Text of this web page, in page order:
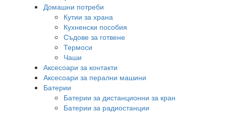
Домашни потреби
Кутии за храна
Кухненски пособия
Съдове за готвене
Термоси
Чаши
Аксесоари за контакти
Аксесоари за перални машини
Батерии
Батерии за дистанционни за кран
Батерии за радиостанции